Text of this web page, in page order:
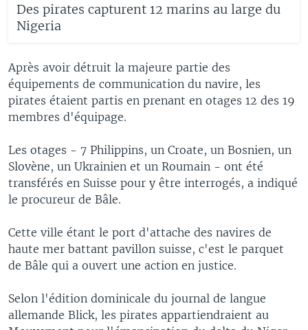
Des pirates capturent 12 marins au large du
Nigeria
Après avoir détruit la majeure partie des
équipements de communication du navire, les
pirates étaient partis en prenant en otages 12 des 19
membres d'équipage.
Les otages - 7 Philippins, un Croate, un Bosnien, un
Slovène, un Ukrainien et un Roumain - ont été
transférés en Suisse pour y être interrogés, a indiqué
le procureur de Bâle.
Cette ville étant le port d'attache des navires de
haute mer battant pavillon suisse, c'est le parquet
de Bâle qui a ouvert une action en justice.
Selon l'édition dominicale du journal de langue
allemande Blick, les pirates appartiendraient au